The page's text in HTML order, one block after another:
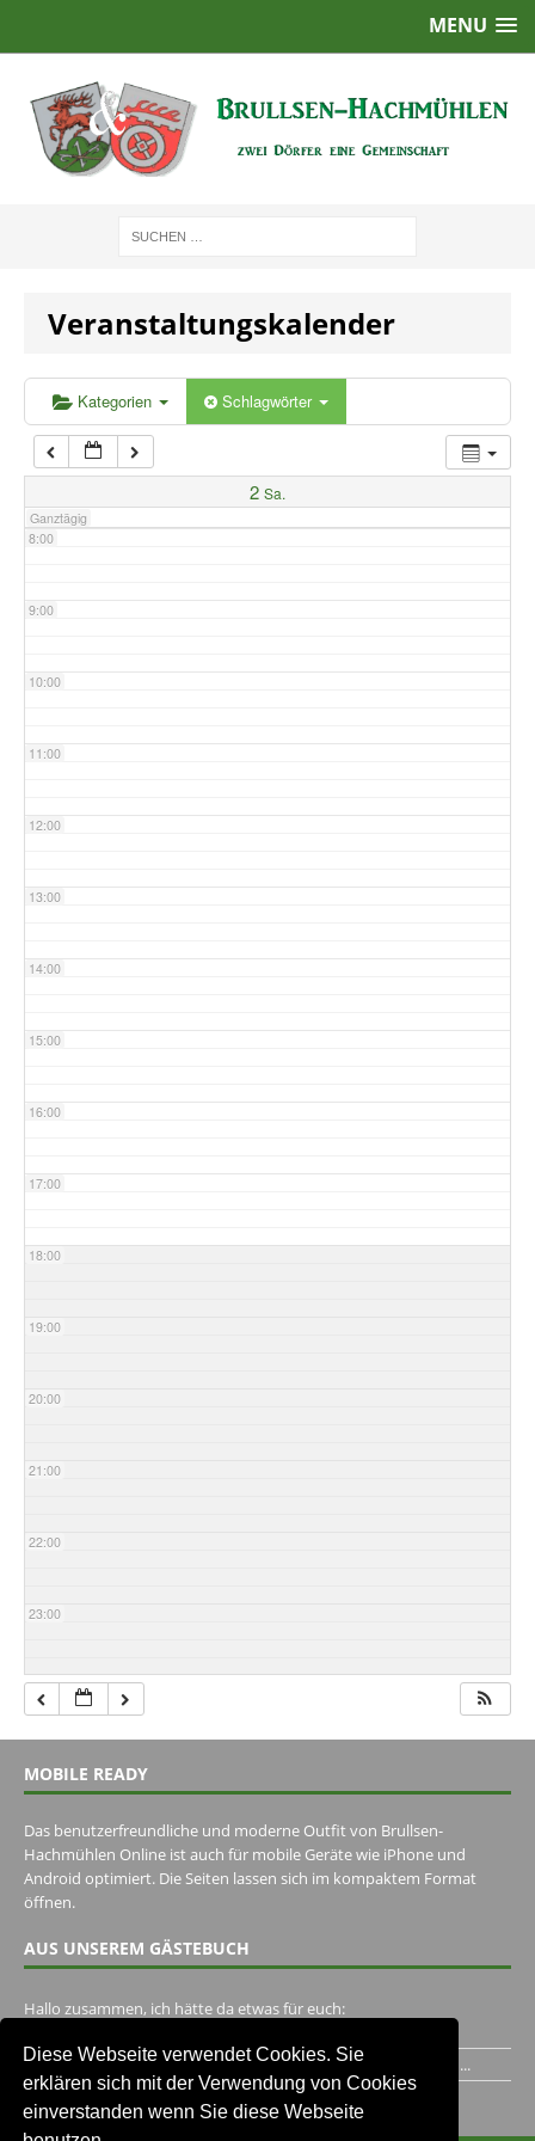
Diese Webseite verwendet Cookies. Sie
erklären sich mit der Verwendung von Cookies
einverstanden wenn Sie diese Webseite
MENU
Veranstaltungskalender
Kategorien Schlagwörter
2 Sa.
Ganztägig
2:00
5:00
6:00
7:00
8:00
9:00
10:00
11:00
12:00
13:00
14:00
15:00
16:00
17:00
18:00
19:00
20:00
21:00
22:00
23:00
MOBILE READY
Das benutzerfreundliche und moderne Outfit von Brullsen-
Hachmühlen Online ist auch für mobile Geräte wie iPhone und
Android optimiert. Die Seiten lassen sich im kompaktem Format
öffnen.
AUS UNSEREM GÄSTEBUCH
Hallo zusammen, ich hätte da etwas für euch:
Ich habe ein Jahr im Gasthaus Hugo Pape verbracht..Habe ihn...
Unser Gästebuch besuchen